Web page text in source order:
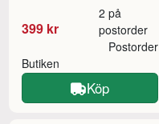
399 kr
2 på
postorder
Butiken
Postorder
Köp